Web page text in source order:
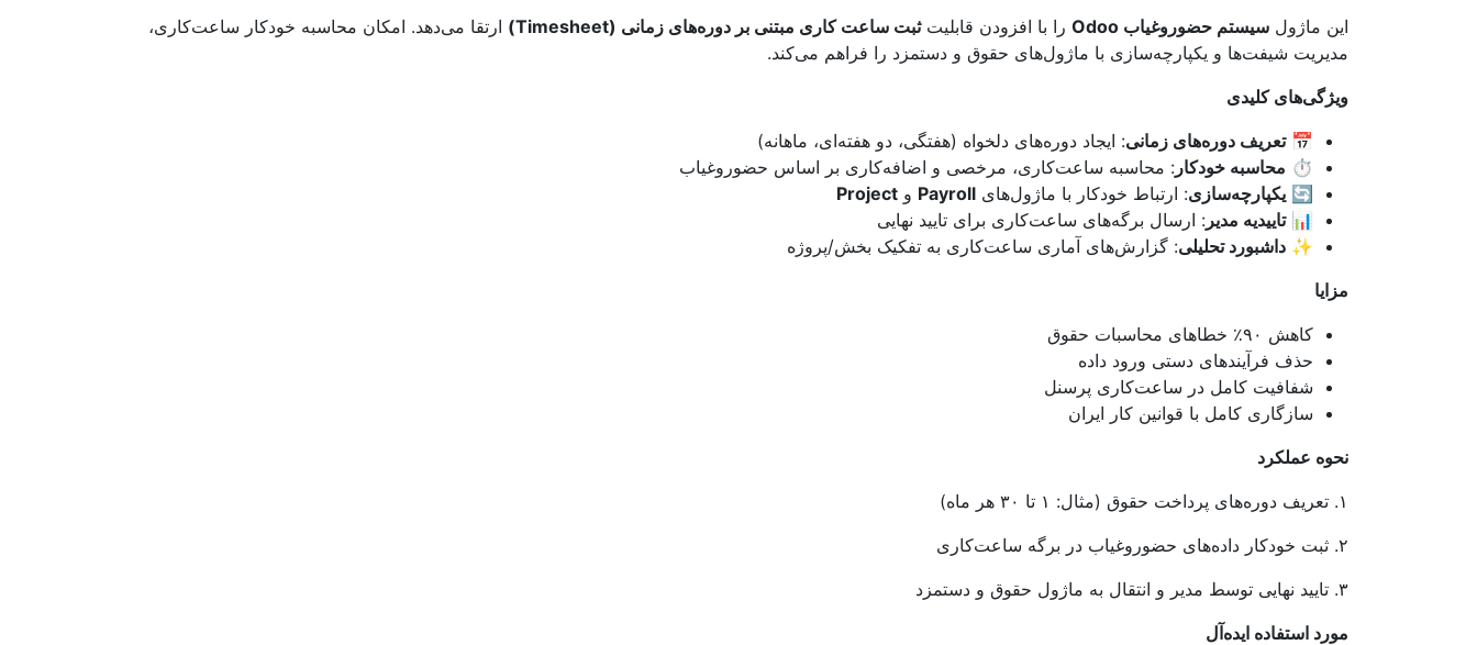
این ماژول سیستم حضوروغیاب Odoo را با افزودن قابلیتثبت ساعت کاری مبتنی بر دوره‌های زمانی (Timesheet)
ارتقا می‌دهد. امکان محاسبه خودکار ساعت‌کاری،
مدیریت شیفت‌ها و یکپارچه‌سازی با ماژول‌های حقوق و دستمزد را فراهم می‌کند.
ویژگی‌های کلیدی
📅تعریف دوره‌های زمانی: ایجاد دوره‌های دلخواه (هفتگی، دو هفته‌ای، ماهانه)
⏱️ محاسبه خودکار : محاسبه ساعت‌کاری، مرخصی و اضافه‌کاری بر اساس حضوروغیاب
🔄 یکپارچه‌سازی: ارتباط خودکار با ماژول‌های Payroll و Project
📊تاییدیه مدیر : ارسال برگه‌های ساعت‌کاری برای تایید نهایی
✨ داشبورد تحلیلی: گزارش‌های آماری ساعت‌کاری به تفکیک بخش/پروژه
مزایا
کاهش ۹۰٪ خطاهای محاسبات حقوق
حذف فرآیندهای دستی ورود داده
شفافیت کامل در ساعت‌کاری پرسنل
سازگاری کامل با قوانین کار ایران
نحوه عملکرد
۱. تعریف دوره‌های پرداخت حقوق (مثال: ۱ تا ۳۰ هر ماه)
۲. ثبت خودکار داده‌های حضوروغیاب در برگه ساعت‌کاری
۳. تایید نهایی توسط مدیر و انتقال به ماژول حقوق و دستمزد
مورد استفاده ایده‌آل